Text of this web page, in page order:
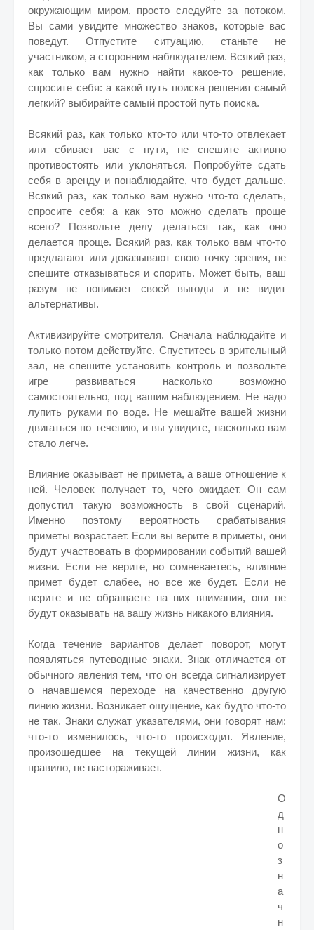
окружающим миром, просто следуйте за потоком.
Вы сами увидите множество знаков, которые вас
поведут. Отпустите ситуацию, станьте не
участником, а сторонним наблюдателем. Всякий раз,
как только вам нужно найти какое-то решение,
спросите себя: а какой путь поиска решения самый
легкий? выбирайте самый простой путь поиска.
Всякий раз, как только кто-то или что-то отвлекает
или сбивает вас с пути, не спешите активно
противостоять или уклоняться. Попробуйте сдать
себя в аренду и понаблюдайте, что будет дальше.
Всякий раз, как только вам нужно что-то сделать,
спросите себя: а как это можно сделать проще
всего? Позвольте делу делаться так, как оно
делается проще. Всякий раз, как только вам что-то
предлагают или доказывают свою точку зрения, не
спешите отказываться и спорить. Может быть, ваш
разум не понимает своей выгоды и не видит
альтернативы.
Активизируйте смотрителя. Сначала наблюдайте и
только потом действуйте. Спуститесь в зрительный
зал, не спешите установить контроль и позвольте
игре развиваться насколько возможно
самостоятельно, под вашим наблюдением. Не надо
лупить руками по воде. Не мешайте вашей жизни
двигаться по течению, и вы увидите, насколько вам
стало легче.
Влияние оказывает не примета, а ваше отношение к
ней. Человек получает то, чего ожидает. Он сам
допустил такую возможность в свой сценарий.
Именно поэтому вероятность срабатывания
приметы возрастает. Если вы верите в приметы, они
будут участвовать в формировании событий вашей
жизни. Если не верите, но сомневаетесь, влияние
примет будет слабее, но все же будет. Если не
верите и не обращаете на них внимания, они не
будут оказывать на вашу жизнь никакого влияния.
Когда течение вариантов делает поворот, могут
появляться путеводные знаки. Знак отличается от
обычного явления тем, что он всегда сигнализирует
о начавшемся переходе на качественно другую
линию жизни. Возникает ощущение, как будто что-то
не так. Знаки служат указателями, они говорят нам:
что-то изменилось, что-то происходит. Явление,
произошедшее на текущей линии жизни, как
правило, не настораживает.
О
д
н
о
з
н
а
ч
н